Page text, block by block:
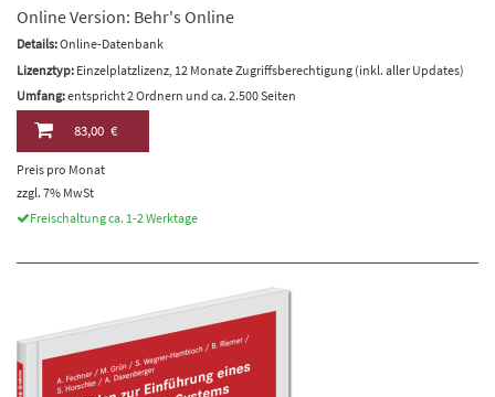
Online Version: Behr's Online
Details:Online-Datenbank
Lizenztyp: Einzelplatzlizenz, 12 Monate Zugriffsberechtigung (inkl. aller Updates)
Umfang:entspricht 2 Ordnern und ca. 2.500 Seiten
83,00 €
Preis pro Monat
zzgl. 7% MwSt
Freischaltung ca. 1-2 Werktage